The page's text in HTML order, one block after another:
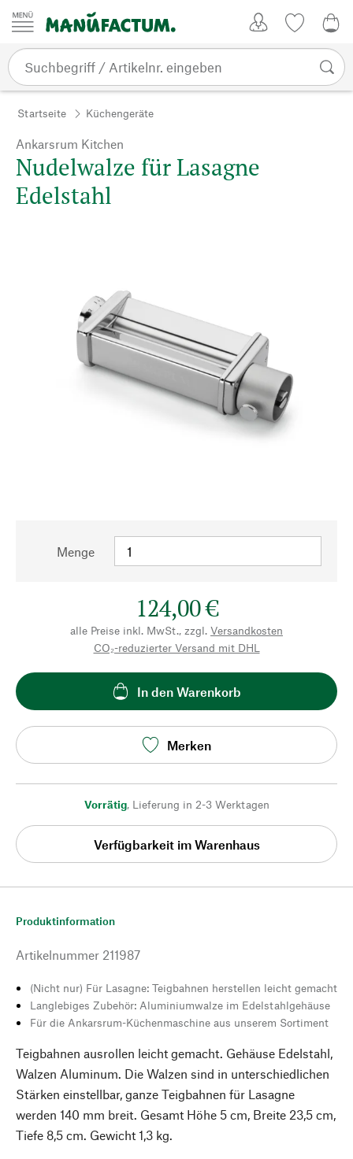
Zum Inhalt springen
Startseite Küchengeräte
Ankarsrum Kitchen
Nudelwalze für Lasagne
Edelstahl
Menge
124,00 €
alle Preise inkl. MwSt., zzgl. Versandkosten
CO₂-reduzierter Versand mit DHL
In den Warenkorb
Merken
Vorrätig, Lieferung in 2-3 Werktagen
Verfügbarkeit im Warenhaus
Produktinformation
Artikelnummer 211987
(Nicht nur) Für Lasagne: Teigbahnen herstellen leicht gemacht
Langlebiges Zubehör: Aluminiumwalze im Edelstahlgehäuse
Für die Ankarsrum-Küchenmaschine aus unserem Sortiment
Teigbahnen ausrollen leicht gemacht. Gehäuse Edelstahl,
Walzen Aluminum. Die Walzen sind in unterschiedlichen
Stärken einstellbar, ganze Teigbahnen für Lasagne
werden 140 mm breit. Gesamt Höhe 5 cm, Breite 23,5 cm,
Tiefe 8,5 cm. Gewicht 1,3 kg.